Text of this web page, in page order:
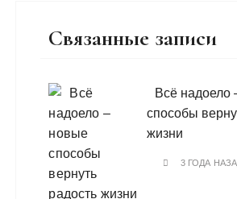
Связанные записи
Всё надоело
способы
жизни
3 ГОДА